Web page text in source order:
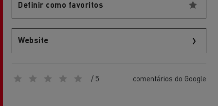
Definir como favoritos
Website
/ 5 comentários do Google